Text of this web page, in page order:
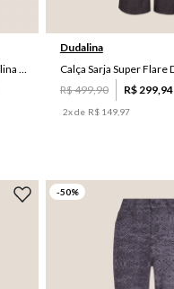
Calça Sarja Renata Wide Leg Dudalina Feminina
44
Dudalina
R$499,90 R$ 299, 94
2x de R$ 149, 97
-50%